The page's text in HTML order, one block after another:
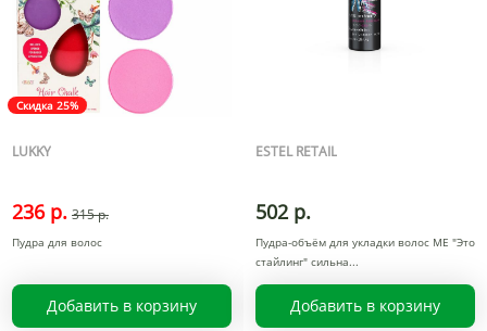
Скидка 25%
LUKKY
236 р. 315 р.
Пудра для волос
Добавить в корзину
ESTEL RETAIL
502 р.
Пудра-объём для укладки волос ME "Это
стайлинг" сильна
Добавить в корзину